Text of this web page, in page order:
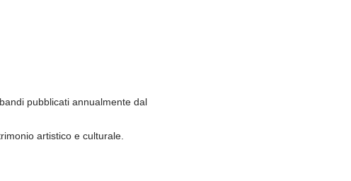
pubblicati annualmente dal
artistico e culturale.